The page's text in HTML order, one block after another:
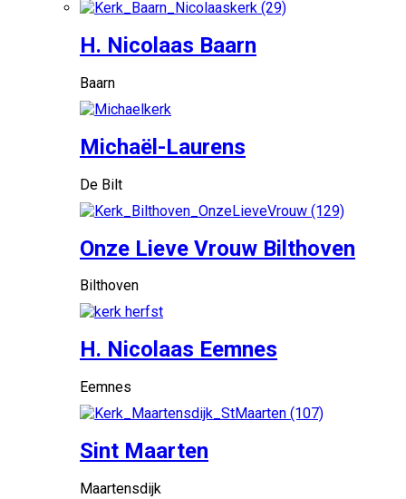
H. Nicolaas Baarn
Baarn
Michaël-Laurens
De Bilt
Onze Lieve Vrouw Bilthoven
Bilthoven
H. Nicolaas Eemnes
Eemnes
Sint Maarten
Maartensdijk